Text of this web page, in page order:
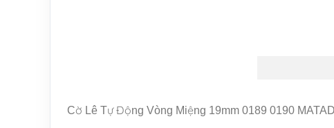
Cờ Lê Tự Động Vòng Miệng 19mm 0189 0190